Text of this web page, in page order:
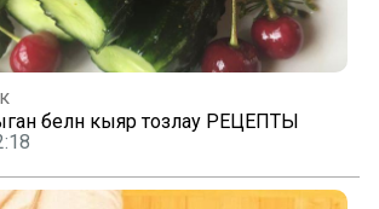
белән кыяр тозлау РЕЦЕПТЫ